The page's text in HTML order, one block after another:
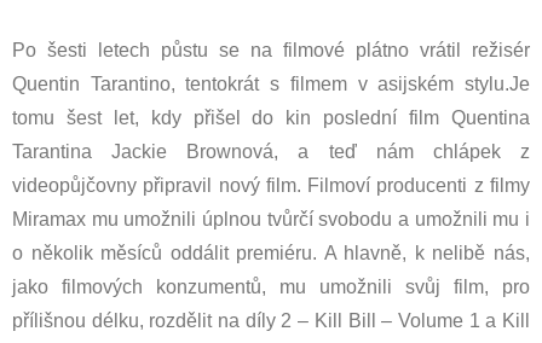
Po šesti letech půstu se na filmové plátno vrátil režisér
Quentin Tarantino, tentokrát s filmem v asijském stylu.Je
tomu šest let, kdy přišel do kin poslední film Quentina
Tarantina Jackie Brownová, a teď nám chlápek z
videopůjčovny připravil nový film. Filmoví producenti z filmy
Miramax mu umožnili úplnou tvůrčí svobodu a umožnili mu i
o několik měsíců oddálit premiéru. A hlavně, k nelibě nás,
jako filmových konzumentů, mu umožnili svůj film, pro
přílišnou délku, rozdělit na díly 2 – Kill Bill – Volume 1 a Kill